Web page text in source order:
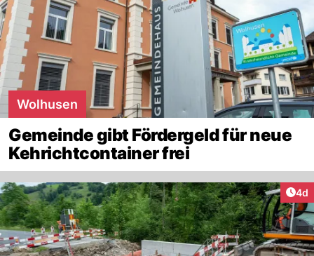
Wolhusen
Gemeinde gibt Fördergeld für neue
Kehrichtcontainer frei
4d